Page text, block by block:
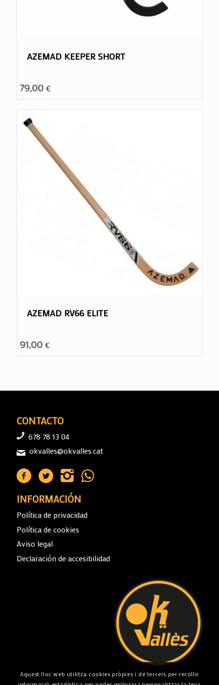
AZEMAD KEEPER SHORT
79,00 €
AZEMAD RV66 ELITE
91,00 €
CONTACTO
678 78 13 04
okvalles@okvalles.cat
INFORMACIÓN
Política de privacidad
Política de cookies
Aviso legal
Declaración de accesibilidad
Aquest lloc web utilitza cookies pròpies i de tercers per recollir